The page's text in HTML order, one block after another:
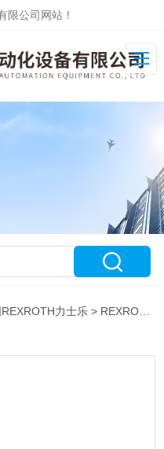
限公司网站！
力士乐 > REXROTH力士乐放大器